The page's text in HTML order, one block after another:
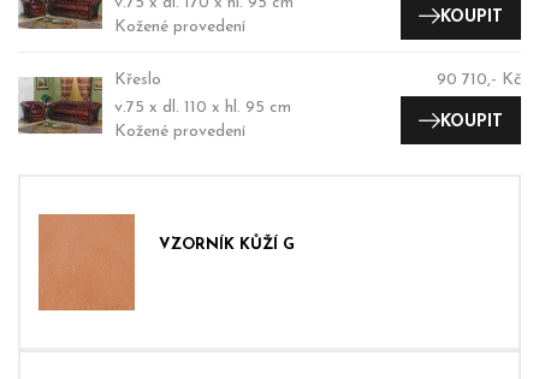
Kožené provedení
KOUPIT
Křeslo
v.75 x dl. 110 x hl. 95 cm
Kožené provedení
90 710,- Kč
KOUPIT
VZORNÍK KŮŽÍ G